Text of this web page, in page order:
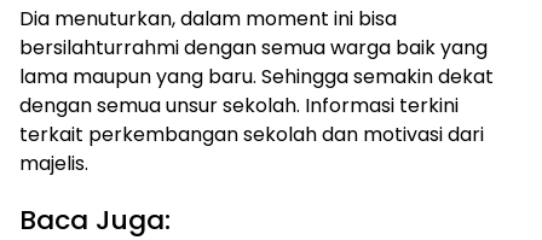
Dia menuturkan, dalam moment ini bisa
bersilahturrahmi dengan semua warga baik yang
lama maupun yang baru. Sehingga semakin dekat
dengan semua unsur sekolah. Informasi terkini
terkait perkembangan sekolah dan motivasi dari
majelis.
Baca Juga: